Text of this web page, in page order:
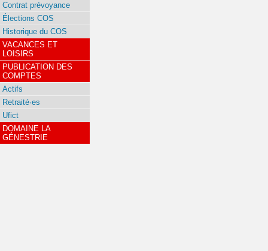
Contrat prévoyance
Élections COS
Historique du COS
VACANCES ET
LOISIRS
PUBLICATION DES
COMPTES
Actifs
Retraité·es
Ufict
DOMAINE LA
GÉNESTRIE